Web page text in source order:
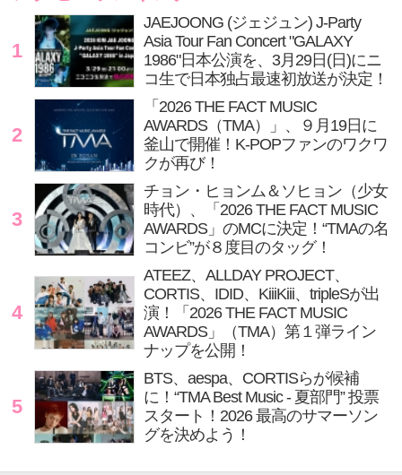
1
JAEJOONG (ジェジュン) J-Party
Asia Tour Fan Concert "GALAXY
1986"日本公演を、3月29日(日)にニ
コ生で日本独占最速初放送が決定！
2
「2026 THE FACT MUSIC
AWARDS（TMA）」、９月19日に
釜山で開催！K-POPファンのワクワ
クが再び！
3
チョン・ヒョンム＆ソヒョン（少女
時代）、「2026 THE FACT MUSIC
AWARDS」のMCに決定！“TMAの名
コンビ”が８度目のタッグ！
4
ATEEZ、ALLDAY PROJECT、
CORTIS、IDID、KiiiKiii、tripleSが出
演！「2026 THE FACT MUSIC
AWARDS」（TMA）第１弾ライン
ナップを公開！
5
BTS、aespa、CORTISらが候補
に！“TMA Best Music - 夏部門” 投票
スタート！2026 最高のサマーソン
グを決めよう！